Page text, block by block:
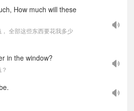
How much will these
全部这些东西要花我多少
in the window?